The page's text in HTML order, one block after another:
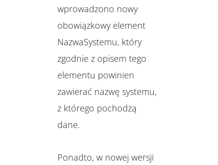
wprowadzono nowy
obowiązkowy element
NazwaSystemu, który
zgodnie z opisem tego
elementu powinien
zawierać nazwę systemu,
z którego pochodzą
dane.
Ponadto, w nowej wersji